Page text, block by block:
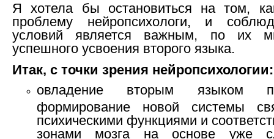
Я хотела бы остановиться на том,
проблему нейропсихологи, и
условий является важным, по их
успешного усвоения второго языка.
Итак, с точки зрения нейропсихологии:
овладение вторым языком
формирование новой системы
психическими функциями и
зонами мозга на основе уже